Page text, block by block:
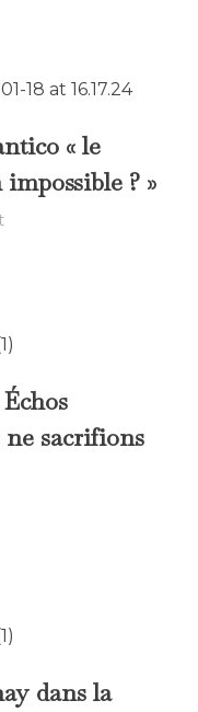
« le
? »
sacrifions
dans la